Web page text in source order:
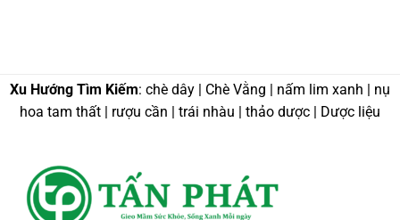
Xu Hướng Tìm Kiếm: chè dây | Chè Vằng | nấm lim xanh | nụ
hoa tam thất | rượu cần | trái nhàu | thảo dược | Dược liệu